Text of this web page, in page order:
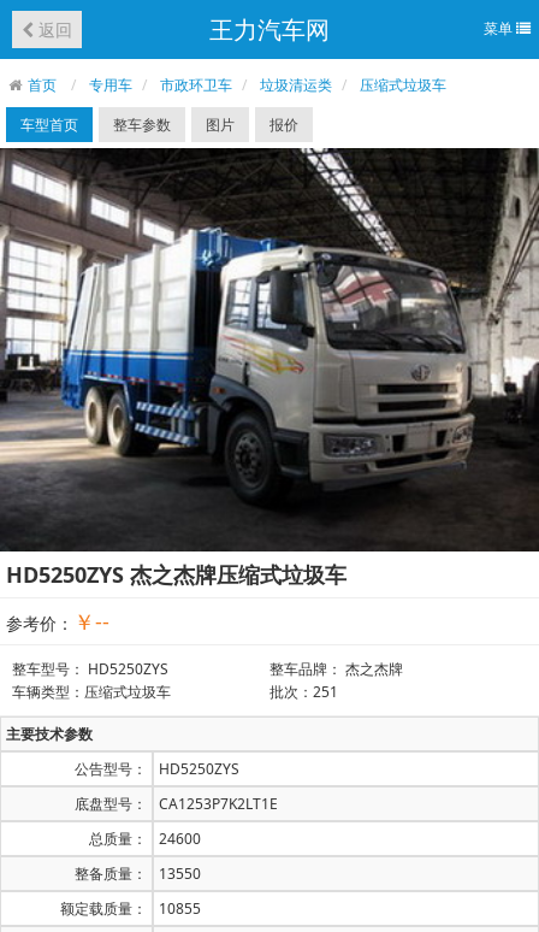
返回 王力汽车网 菜单
首页 专用车 市政环卫车 垃圾清运类
压缩式垃圾车
车型首页
整车参数 图片 报价
HD5250ZYS 杰之杰牌压缩式垃圾车
参考价： ￥--
整车型号： HD5250ZYS
整车品牌： 杰之杰牌
车辆类型：压缩式垃圾车
批次：251
主要技术参数
公告型号：
HD5250ZYS
底盘型号：
CA1253P7K2LT1E
总质量：
24600
整备质量：
13550
额定载质量：
10855